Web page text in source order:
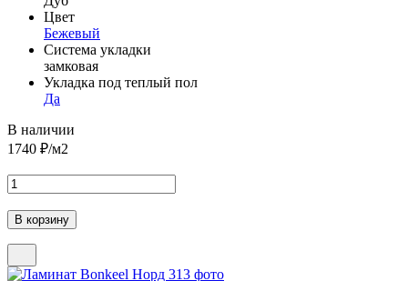
Цвет
Бежевый
Система укладки
замковая
Укладка под теплый пол
Да
В наличии
1740 ₽/м2